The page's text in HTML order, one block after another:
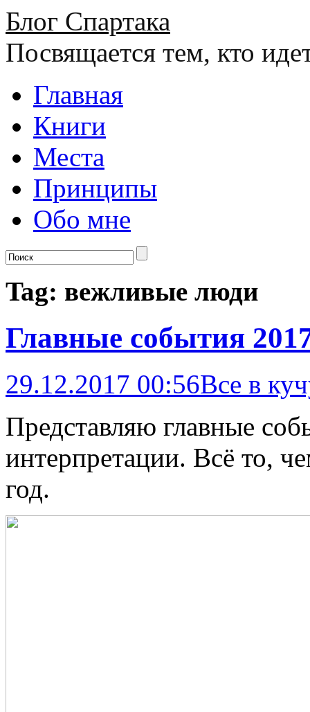
Блог Спартака
Посвящается тем, кто
Главная
Книги
Места
Принципы
Обо мне
Tag: вежливые люди
Главные события
29.12.2017 00:56Все в
Представляю главные
интерпретации. Всё то,
год.